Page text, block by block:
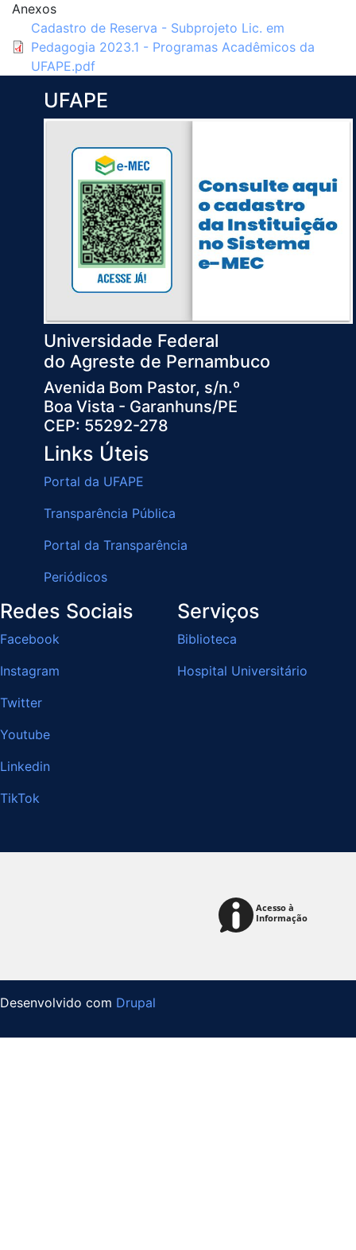
Anexos
Cadastro de Reserva - Subprojeto Lic. em
Pedagogia 2023.1 - Programas Acadêmicos da
UFAPE.pdf
UFAPE
Universidade Federal
do Agreste de Pernambuco
Avenida Bom Pastor, s/n.º
Boa Vista - Garanhuns/PE
CEP: 55292-278
Links Úteis
Portal da UFAPE
Transparência Pública
Portal da Transparência
Periódicos
Redes Sociais
Facebook
Instagram
Twitter
Youtube
Linkedin
TikTok
Serviços
Biblioteca
Hospital Universitário
Desenvolvido com Drupal